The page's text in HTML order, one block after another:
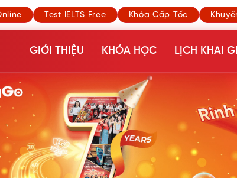
Test IELTS Free Khóa Cấp Tốc
GIỚI THIỆU KHÓA HỌC LỊCH KHAI